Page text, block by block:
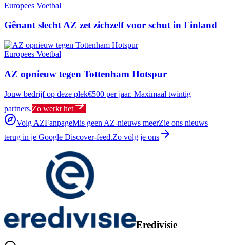
Europees Voetbal
Gênant slecht AZ zet zichzelf voor schut in Finland
Europees Voetbal
AZ opnieuw tegen Tottenham Hotspur
Jouw bedrijf op deze plek€500 per jaar. Maximaal twintig
partners.Zo werkt het
Volg AZFanpageMis geen AZ-nieuws meerZie ons nieuws
terug in je Google Discover-feed.Zo volg je ons
Eredivisie